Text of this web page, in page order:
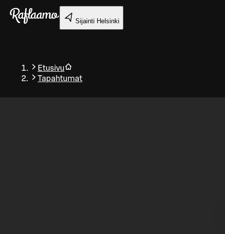
Siirry pääsisältöön
Sijainti Helsinki
Etusivu
Tapahtumat
Takaisin